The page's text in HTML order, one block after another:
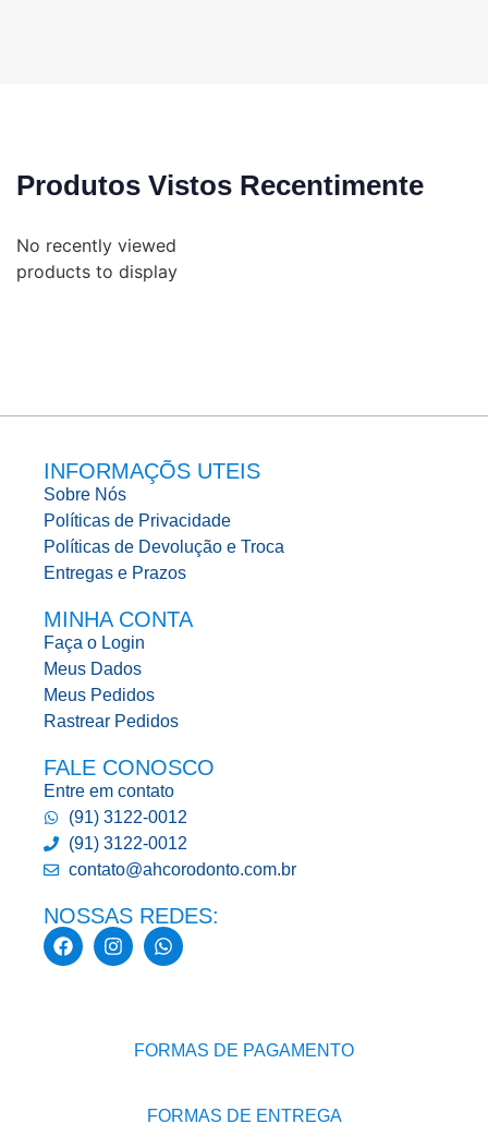
Produtos Vistos Recentimente
No recently viewed
products to display
INFORMAÇÕS UTEIS
Sobre Nós
Políticas de Privacidade
Políticas de Devolução e Troca
Entregas e Prazos
MINHA CONTA
Faça o Login
Meus Dados
Meus Pedidos
Rastrear Pedidos
FALE CONOSCO
Entre em contato
(91) 3122-0012
(91) 3122-0012
contato@ahcorodonto.com.br
NOSSAS REDES:
FORMAS DE PAGAMENTO
FORMAS DE ENTREGA